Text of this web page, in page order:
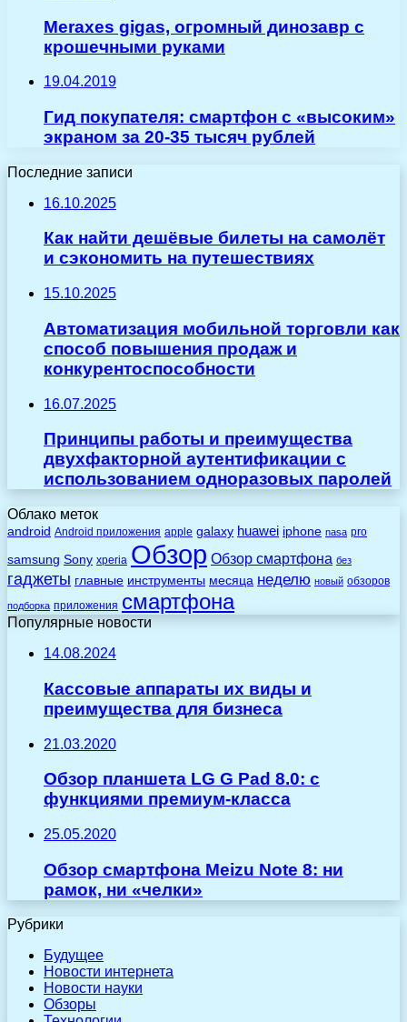
Meraxes gigas, огромный динозавр с
крошечными руками
19.04.2019
Гид покупателя: смартфон с «высоким»
экраном за 20-35 тысяч рублей
Последние записи
16.10.2025
Как найти дешёвые билеты на самолёт
и сэкономить на путешествиях
15.10.2025
Автоматизация мобильной торговли как
способ повышения продаж и
конкурентоспособности
16.07.2025
Принципы работы и преимущества
двухфакторной аутентификации с
использованием одноразовых паролей
Облако меток
android Android приложения apple galaxy huawei iphone nasa pro
samsung Sony xperia Обзор Обзор смартфона без
гаджеты главные инструменты месяца неделю новый обзоров
подборка приложения смартфона
Популярные новости
14.08.2024
Кассовые аппараты их виды и
преимущества для бизнеса
21.03.2020
Обзор планшета LG G Pad 8.0: с
функциями премиум-класса
25.05.2020
Обзор смартфона Meizu Note 8: ни
рамок, ни «челки»
Рубрики
Будущее
Новости интернета
Новости науки
Обзоры